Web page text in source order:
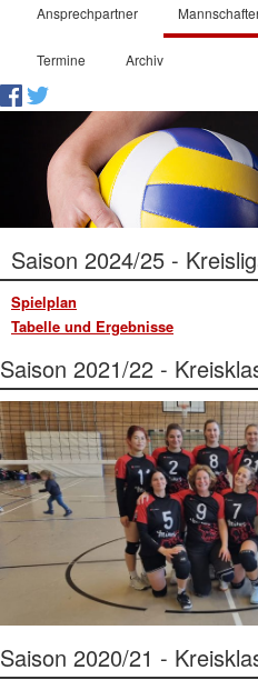
überspringen
Ansprechpartner
Termine Archiv
Saison 2024/25 -
Spielplan
Tabelle und Ergebnisse
Saison 2021/22 -
Saison 2020/21 -